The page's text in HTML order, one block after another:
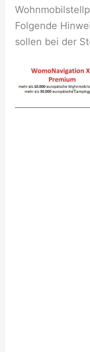
Folgende
sollen bei der